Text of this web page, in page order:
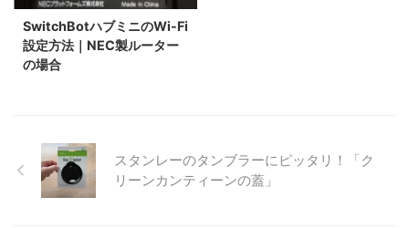
SwitchBotハブミニのWi-Fi
設定方法｜NEC製ルーター
の場合
スタンレーのタンブラーにピッタリ！「ク
リーンカンティーンの蓋」